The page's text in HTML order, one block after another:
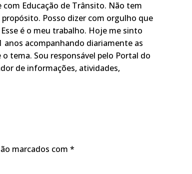
Educação de Trânsito. Não tem
Posso dizer com orgulho que
é o meu trabalho. Hoje me sinto
anos acompanhando diariamente as
tema. Sou responsável pelo Portal do
de informações, atividades,
marcados com *